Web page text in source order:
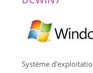
Système